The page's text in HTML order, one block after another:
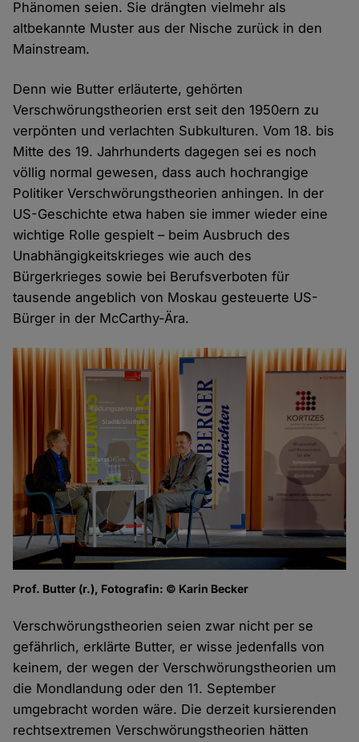
Phänomen seien. Sie drängten vielmehr als
altbekannte Muster aus der Nische zurück in den
Mainstream.
Denn wie Butter erläuterte, gehörten
Verschwörungstheorien erst seit den 1950ern zu
verpönten und verlachten Subkulturen. Vom 18. bis
Mitte des 19. Jahrhunderts dagegen sei es noch
völlig normal gewesen, dass auch hochrangige
Politiker Verschwörungstheorien anhingen. In der
US-Geschichte etwa haben sie immer wieder eine
wichtige Rolle gespielt – beim Ausbruch des
Unabhängigkeitskrieges wie auch des
Bürgerkrieges sowie bei Berufsverboten für
tausende angeblich von Moskau gesteuerte US-
Bürger in der McCarthy-Ära.
Prof. Butter (r.), Fotografin: © Karin Becker
Verschwörungstheorien seien zwar nicht per se
gefährlich, erklärte Butter, er wisse jedenfalls von
keinem, der wegen der Verschwörungstheorien um
die Mondlandung oder den 11. September
umgebracht worden wäre. Die derzeit kursierenden
rechtsextremen Verschwörungstheorien hätten